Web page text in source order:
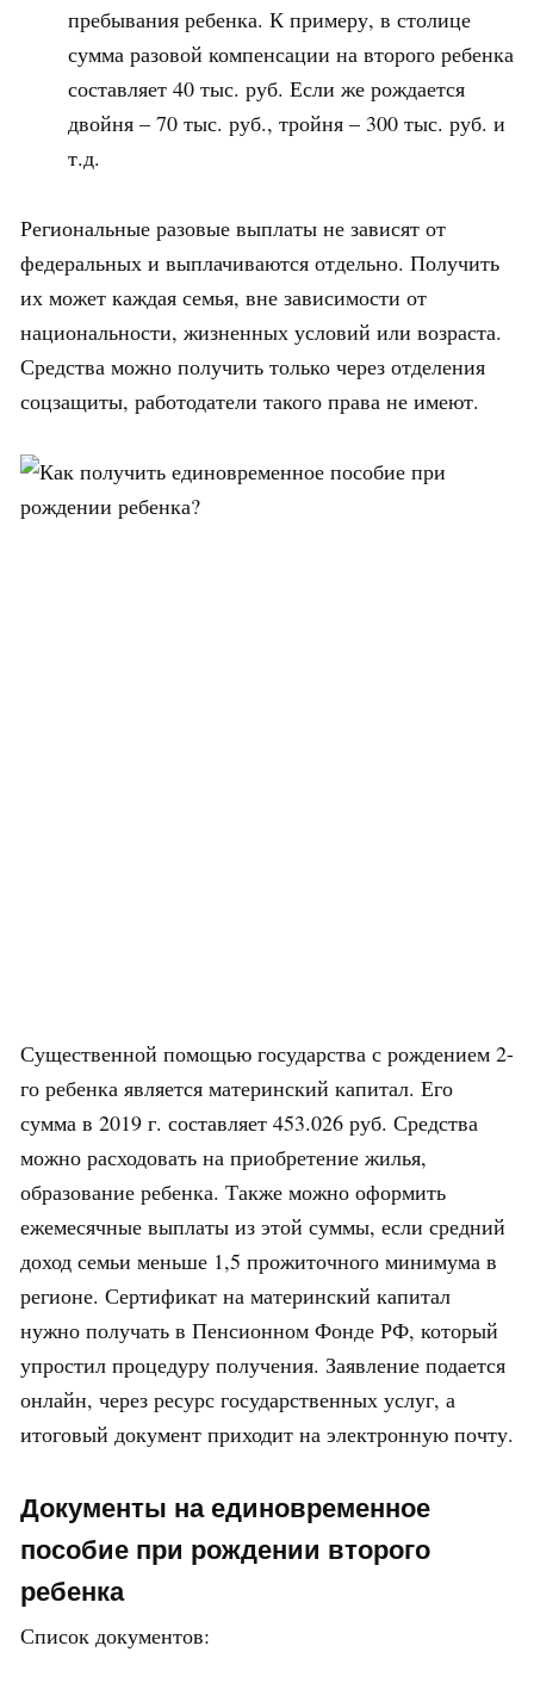
пребывания ребенка. К примеру, в столице
сумма разовой компенсации на второго ребенка
составляет 40 тыс. руб. Если же рождается
двойня – 70 тыс. руб., тройня – 300 тыс. руб. и
т.д.
Региональные разовые выплаты не зависят от
федеральных и выплачиваются отдельно. Получить
их может каждая семья, вне зависимости от
национальности, жизненных условий или возраста.
Средства можно получить только через отделения
соцзащиты, работодатели такого права не имеют.
Существенной помощью государства с рождением 2-
го ребенка является материнский капитал. Его
сумма в 2019 г. составляет 453.026 руб. Средства
можно расходовать на приобретение жилья,
образование ребенка. Также можно оформить
ежемесячные выплаты из этой суммы, если средний
доход семьи меньше 1,5 прожиточного минимума в
регионе. Сертификат на материнский капитал
нужно получать в Пенсионном Фонде РФ, который
упростил процедуру получения. Заявление подается
онлайн, через ресурс государственных услуг, а
итоговый документ приходит на электронную почту.
Документы на единовременное
пособие при рождении второго
ребенка
Список документов: